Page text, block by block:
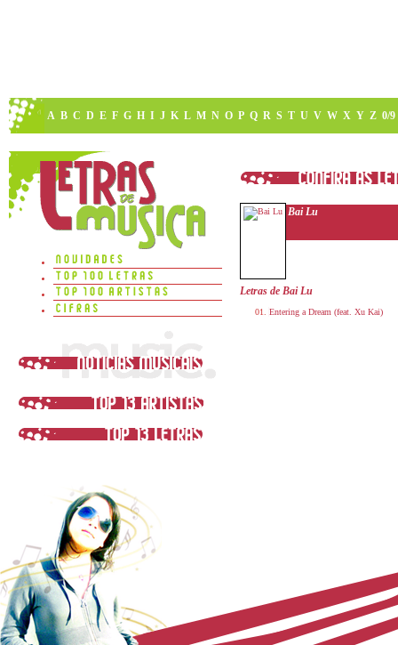
A B C D E F G H I J K L M N O P Q R S T U V W X Y Z 0/9
Bai Lu
Letras de Bai Lu
Entering a Dream (feat. Xu Kai)